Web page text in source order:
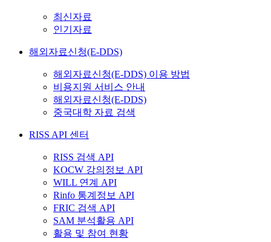
최신자료
인기자료
해외자료신청(E-DDS)
해외자료신청(E-DDS) 이용 방법
비용지원 서비스 안내
해외자료신청(E-DDS)
중국대학 자료 검색
RISS API 센터
RISS 검색 API
KOCW 강의정보 API
WILL 연계 API
Rinfo 통계정보 API
FRIC 검색 API
SAM 분석활용 API
활용 및 참여 현황